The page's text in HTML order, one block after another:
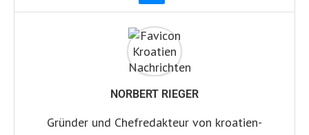
NORBERT RIEGER
Gründer und Chefredakteur von kroatien-